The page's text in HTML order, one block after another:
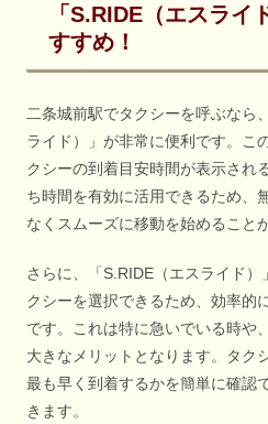
「S.RIDE（エスライ
すすめ！
二条城前駅でタクシーを呼ぶなら
ライド）」が非常に便利です。こ
クシーの到着目安時間が表示され
ち時間を有効に活用できるため、
なくスムーズに移動を始めること
さらに、「S.RIDE（エスライド
クシーを選択できるため、効率的
です。これは特に急いでいる時や
大きなメリットとなります。タク
最も早く到着するかを簡単に確認
きます。